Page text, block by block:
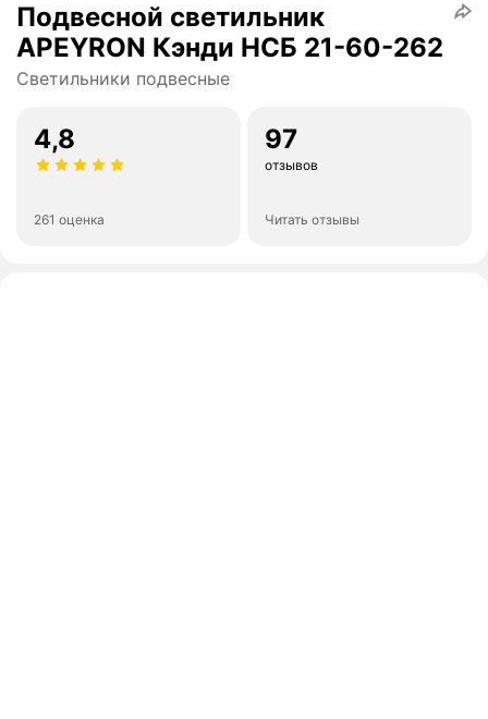
Подвесной светильник
APEYRON Кэнди НСБ 21-60-262
Светильники подвесные
4,8
261 оценка
97
отзывов
Читать отзывы